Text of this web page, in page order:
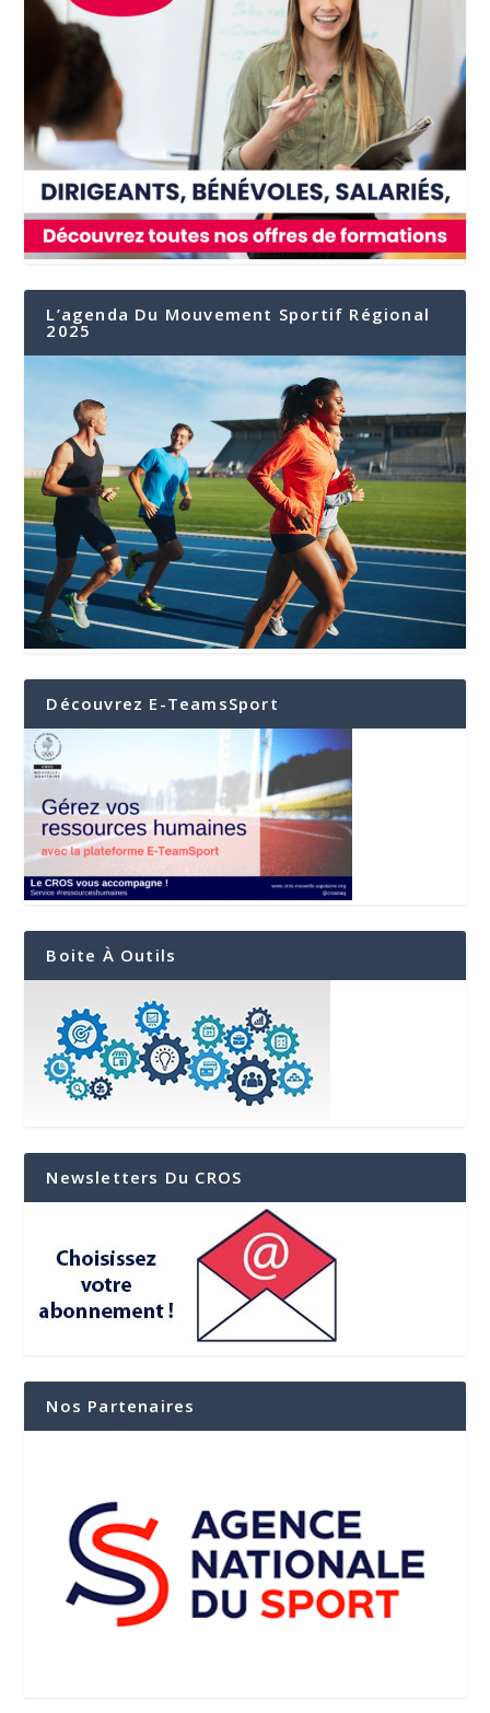
L’agenda Du Mouvement Sportif Régional
2025
Découvrez E-TeamsSport
Boite À Outils
Newsletters Du CROS
Nos Partenaires